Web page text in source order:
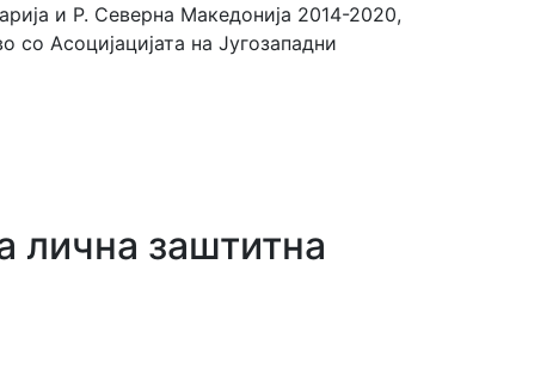
и Р. Северна Македонија 2014-2020,
со Асоцијацијата на Југозападни
лична заштитна